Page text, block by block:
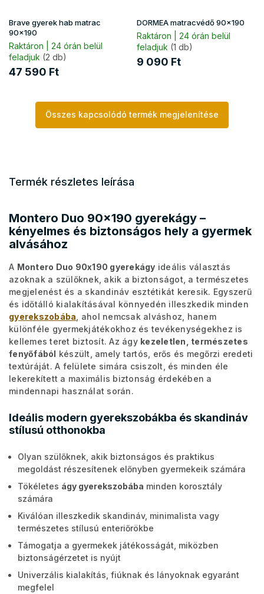
Brave gyerek hab matrac
90x190
Raktáron | 24 órán belül
feladjuk (2 db)
47 590 Ft
DORMEA matracvédő 90x190
Raktáron | 24 órán belül
feladjuk (1 db)
9 090 Ft
Összes kapcsolódó termék megjelenítése
Termék részletes leírása
Montero Duo 90x190 gyerekágy –
kényelmes és biztonságos hely a gyermek
alvásához
A Montero Duo 90x190 gyerekágy ideális választás
azoknak a szülőknek, akik a biztonságot, a természetes
megjelenést és a skandináv esztétikát keresik. Egyszerű
és időtálló kialakításával könnyedén illeszkedik minden
gyerekszobába , ahol nemcsak alváshoz, hanem
különféle gyermekjátékokhoz és tevékenységekhez is
kellemes teret biztosít. Az ágy kezeletlen, természetes
fenyőfából készült, amely tartós, erős és megőrzi eredeti
textúráját. A felülete simára csiszolt, és minden éle
lekerekített a maximális biztonság érdekében a
mindennapi használat során.
Ideális modern gyerekszobákba és skandináv
stílusú otthonokba
Olyan szülőknek, akik biztonságos és praktikus
megoldást részesítenek előnyben gyermekeik számára
Tökéletes ágy gyerekszobába minden korosztály
számára
Kiválóan illeszkedik skandináv, minimalista vagy
természetes stílusú enteriőrökbe
Támogatja a gyermekek játékosságát, miközben
biztonságérzetet is nyújt
Univerzális kialakítás, fiúknak és lányoknak egyaránt
megfelel